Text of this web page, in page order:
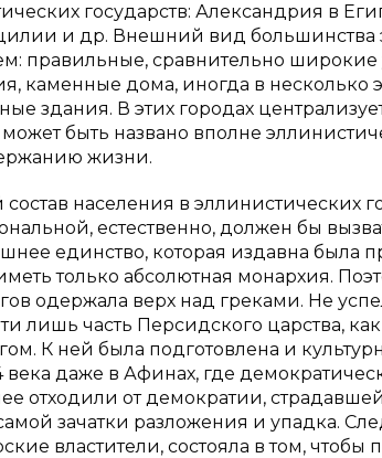
государств: Александрия в
и др. Внешний вид большинства
правильные, сравнительно
каменные дома, иногда в несколько
здания. В этих городах
быть названо вполне
жизни.
населения в эллинистических
естественно, должен бы
единство, которая издавна была
только абсолютная монархия.
одержала верх над греками. Не
лишь часть Персидского царства,
К ней была подготовлена и
века даже в Афинах, где
отходили от демократии,
зачатки разложения и упадка.
властители, состояла в том, чтобы